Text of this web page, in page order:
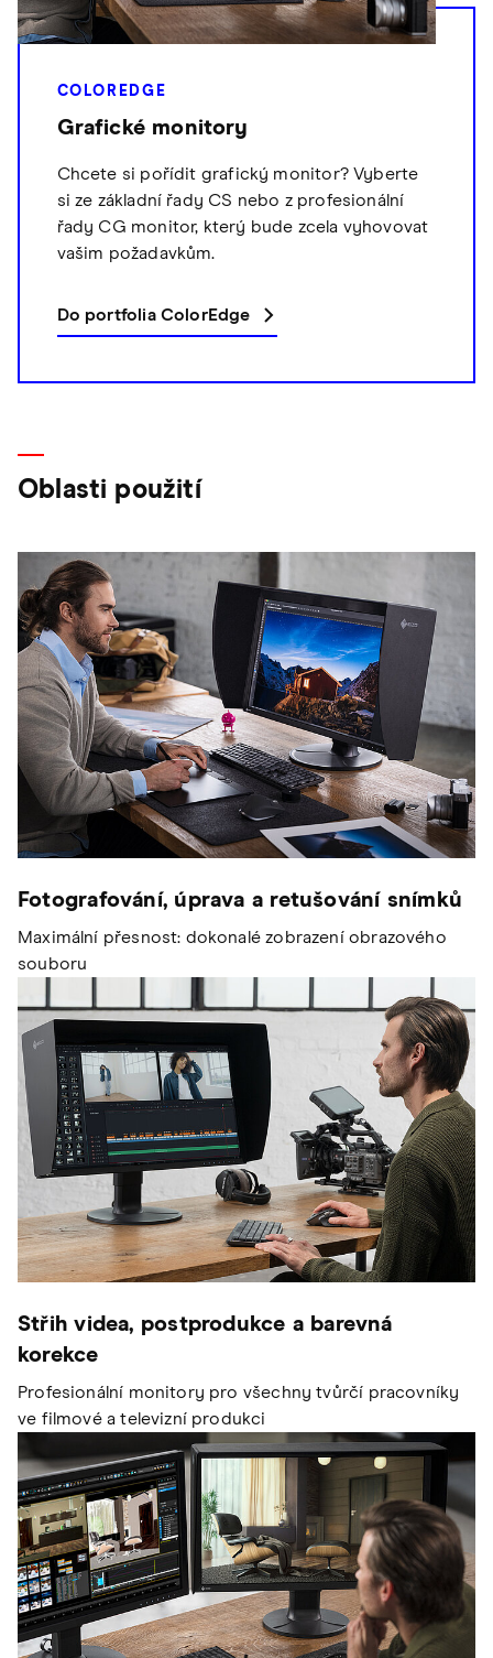
COLOREDGE
Grafické monitory
Chcete si pořídit grafický monitor? Vyberte
si ze základní řady CS nebo z profesionální
řady CG monitor, který bude zcela vyhovovat
vašim požadavkům.
Do portfolia ColorEdge
Oblasti použití
Fotografování, úprava a retušování snímků
Maximální přesnost: dokonalé zobrazení obrazového
souboru
Střih videa, postprodukce a barevná
korekce
Profesionální monitory pro všechny tvůrčí pracovníky
ve filmové a televizní produkci